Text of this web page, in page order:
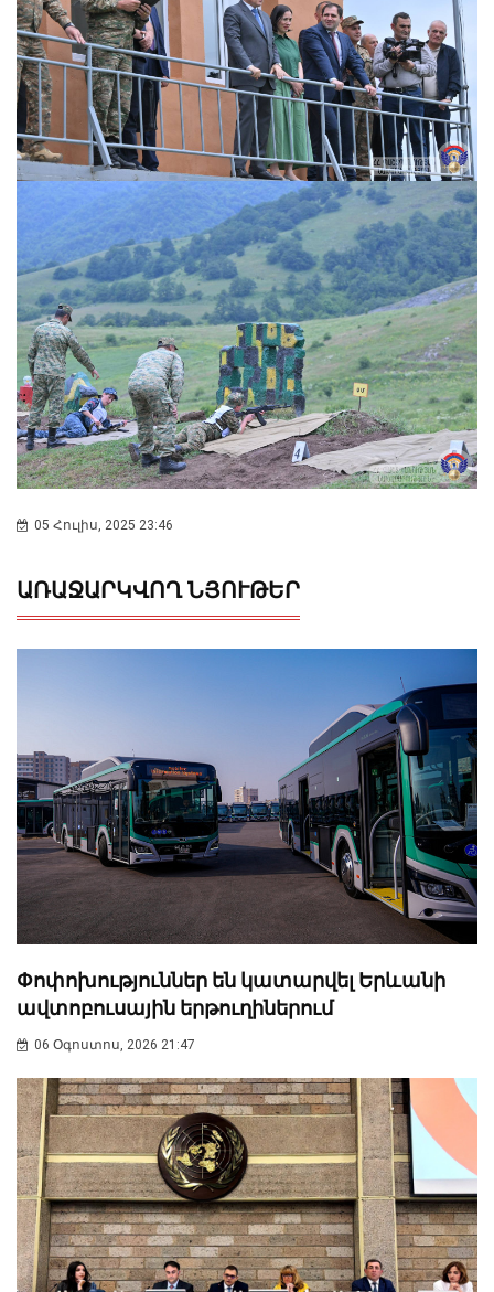
05 Հուլիս, 2025 23:46
ԱՌԱՋԱՐԿՎՈՂ ՆՅՈՒԹԵՐ
Փոփոխություններ են կատարվել Երևանի
ավտոբուսային երթուղիներում
06 Օգոստոս, 2026 21:47